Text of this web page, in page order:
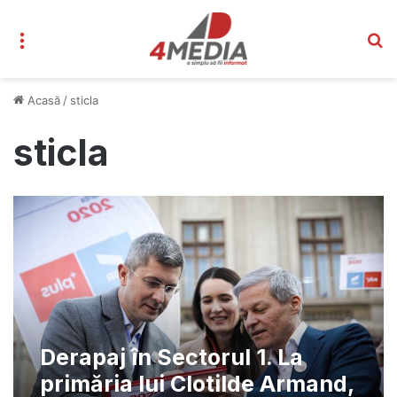
Acasă / sticla
sticla
Derapaj în Sectorul 1. La
primăria lui Clotilde Armand,